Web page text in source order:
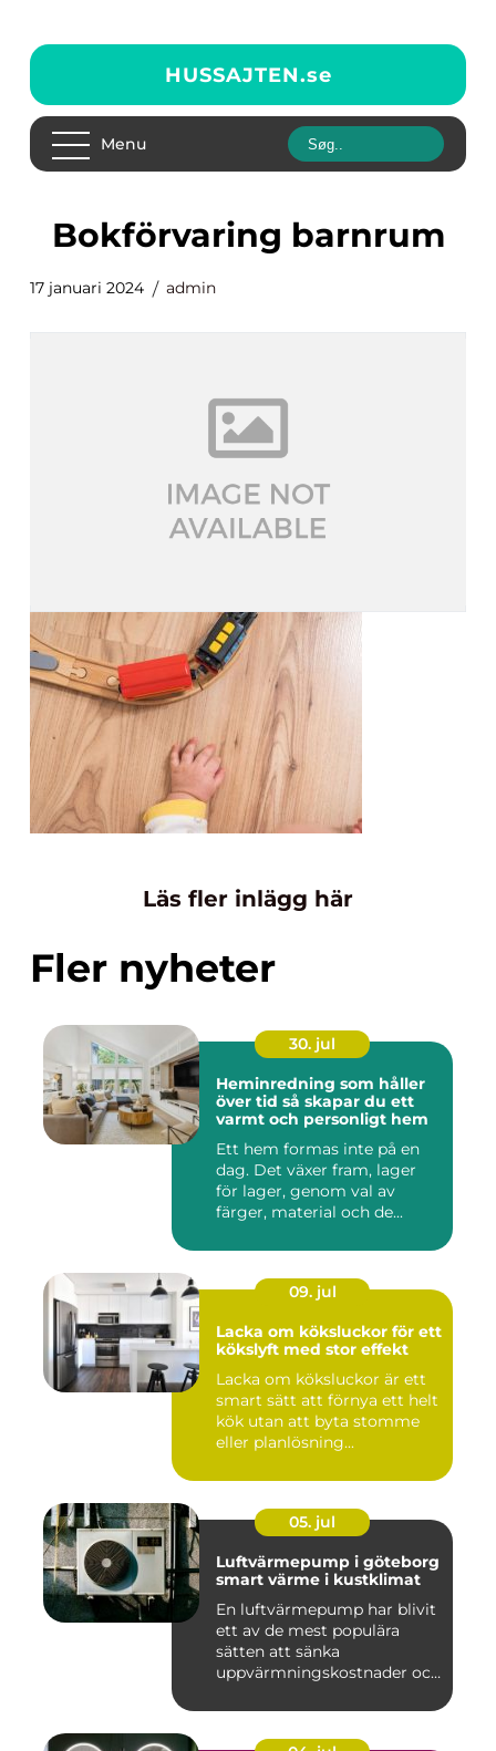
HUSSAJTEN.se
Menu
bokförvaring barnrum
17 januari 2024 admin
Läs fler inlägg här
Fler nyheter
30. jul
Heminredning som håller
över tid så skapar du ett
varmt och personligt hem
Ett hem formas inte på en
dag. Det växer fram, lager
för lager, genom val av
färger, material och de...
09. jul
Lacka om köksluckor för ett
kökslyft med stor effekt
Lacka om köksluckor är ett
smart sätt att förnya ett helt
kök utan att byta stomme
eller planlösning...
05. jul
Luftvärmepump i göteborg
smart värme i kustklimat
En luftvärmepump har blivit
ett av de mest populära
sätten att sänka
uppvärmningskostnader och